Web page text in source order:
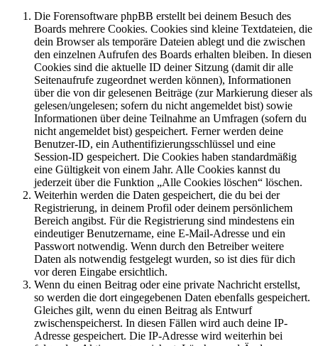
Die Forensoftware phpBB erstellt bei deinem Besuch des
Boards mehrere Cookies. Cookies sind kleine Textdateien, die
dein Browser als temporäre Dateien ablegt und die zwischen
den einzelnen Aufrufen des Boards erhalten bleiben. In diesen
Cookies sind die aktuelle ID deiner Sitzung (damit dir alle
Seitenaufrufe zugeordnet werden können), Informationen
über die von dir gelesenen Beiträge (zur Markierung dieser als
gelesen/ungelesen; sofern du nicht angemeldet bist) sowie
Informationen über deine Teilnahme an Umfragen (sofern du
nicht angemeldet bist) gespeichert. Ferner werden deine
Benutzer-ID, ein Authentifizierungsschlüssel und eine
Session-ID gespeichert. Die Cookies haben standardmäßig
eine Gültigkeit von einem Jahr. Alle Cookies kannst du
jederzeit über die Funktion „Alle Cookies löschen“ löschen.
Weiterhin werden die Daten gespeichert, die du bei der
Registrierung, in deinem Profil oder deinem persönlichem
Bereich angibst. Für die Registrierung sind mindestens ein
eindeutiger Benutzername, eine E-Mail-Adresse und ein
Passwort notwendig. Wenn durch den Betreiber weitere
Daten als notwendig festgelegt wurden, so ist dies für dich
vor deren Eingabe ersichtlich.
Wenn du einen Beitrag oder eine private Nachricht erstellst,
so werden die dort eingegebenen Daten ebenfalls gespeichert.
Gleiches gilt, wenn du einen Beitrag als Entwurf
zwischenspeicherst. In diesen Fällen wird auch deine IP-
Adresse gespeichert. Die IP-Adresse wird weiterhin bei